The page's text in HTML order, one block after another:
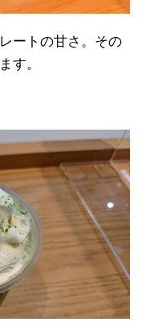
ートの甘さ。その
す。